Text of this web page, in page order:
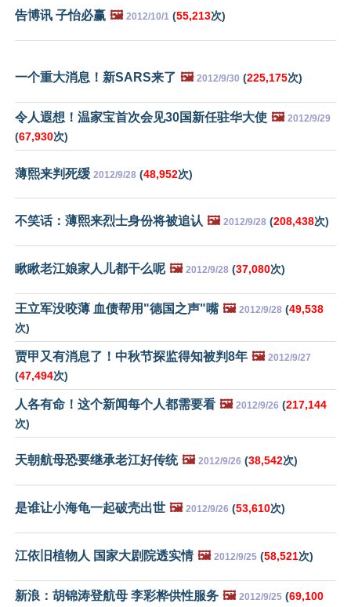
告博讯 子怡必赢 🖼️ 2012/10/1 (55,213次)
一个重大消息！新SARS来了 🖼️ 2012/9/30 (225,175次)
令人遐想！温家宝首次会见30国新任驻华大使 🖼️ 2012/9/29
(67,930次)
薄熙来判死缓 2012/9/28 (48,952次)
不笑话：薄熙来烈士身份将被追认 🖼️ 2012/9/28 (208,438次)
瞅瞅老江娘家人儿都干么呢 🖼️ 2012/9/28 (37,080次)
王立军没咬薄 血债帮用"德国之声"嘴 🖼️ 2012/9/28 (49,538
次)
贾甲又有消息了！中秋节探监得知被判8年 🖼️ 2012/9/27
(47,494次)
人各有命！这个新闻每个人都需要看 🖼️ 2012/9/26 (217,144
次)
天朝航母恐要继承老江好传统 🖼️ 2012/9/26 (38,542次)
是谁让小海龟一起破壳出世 🖼️ 2012/9/26 (53,610次)
江依旧植物人 国家大剧院透实情 🖼️ 2012/9/25 (58,521次)
新浪：胡锦涛登航母 李彩桦供性服务 🖼️ 2012/9/25 (69,100